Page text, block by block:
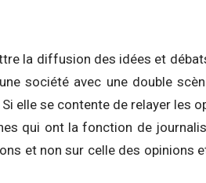
la diffusion des idées et
société avec une double
elle se contente de relayer les
qui ont la fonction de
et non sur celle des opinions